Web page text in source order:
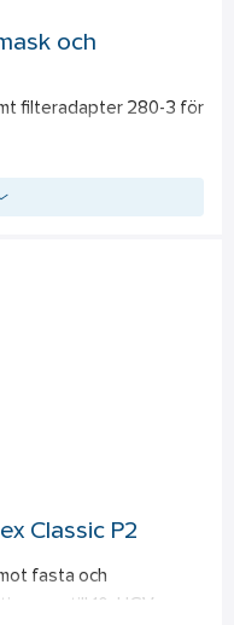
och
filteradapter 280-3 för
Classic P2
fasta och
upp till 10xHGV.